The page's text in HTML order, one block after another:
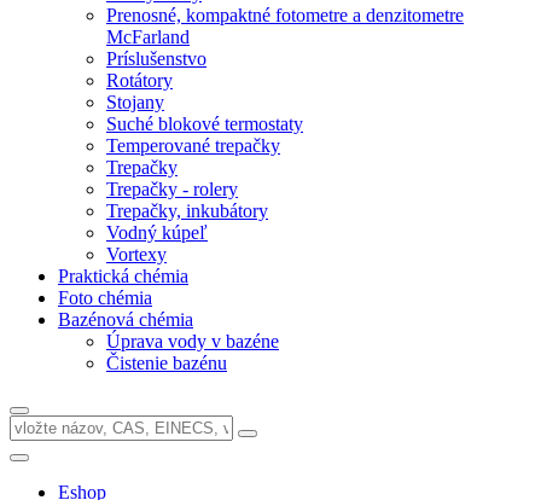
Prenosné, kompaktné fotometre a denzitometre
McFarland
Príslušenstvo
Rotátory
Stojany
Suché blokové termostaty
Temperované trepačky
Trepačky
Trepačky - rolery
Trepačky, inkubátory
Vodný kúpeľ
Vortexy
Praktická chémia
Foto chémia
Bazénová chémia
Úprava vody v bazéne
Čistenie bazénu
Eshop